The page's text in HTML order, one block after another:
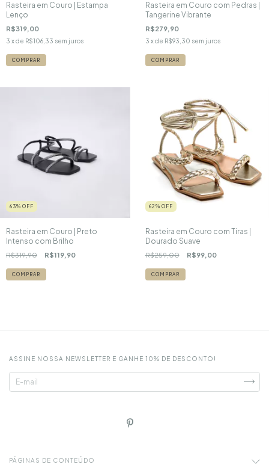
Rasteira em Couro | Estampa
Lenço
R$319,00
3 x de R$106,33 sem juros
COMPRAR
Rasteira em Couro com Pedras |
Tangerine Vibrante
R$279,90
3 x de R$93,30 sem juros
COMPRAR
63% OFF
Rasteira em Couro | Preto
Intenso com Brilho
R$319,90 R$119,90
COMPRAR
62 % OFF
Rasteira em Couro com Tiras |
Dourado Suave
R$259,00 R$99,00
COMPRAR
ASSINE NOSSA NEWSLETTER E GANHE 10% DE DESCONTO!
PÁGINAS DE CONTEÚDO